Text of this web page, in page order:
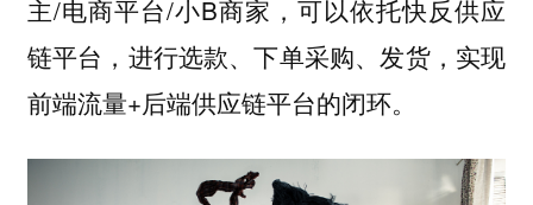
主/电商平台/小B商家，可以依托快反供应
链平台，进行选款、下单采购、发货，实现
前端流量+后端供应链平台的闭环。